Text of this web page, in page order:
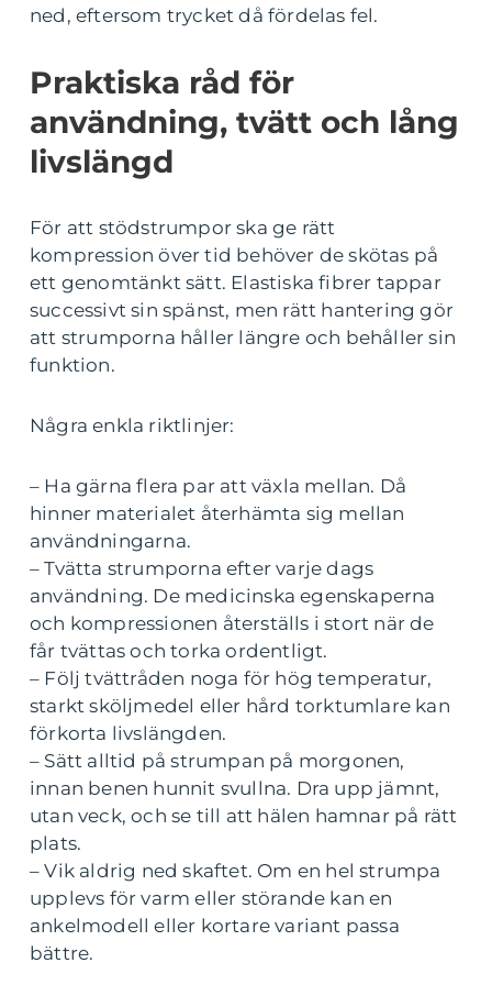
ned, eftersom trycket då fördelas fel.
Praktiska råd för
användning, tvätt och lång
livslängd
För att stödstrumpor ska ge rätt
kompression över tid behöver de skötas på
ett genomtänkt sätt. Elastiska fibrer tappar
successivt sin spänst, men rätt hantering gör
att strumporna håller längre och behåller sin
funktion.
Några enkla riktlinjer:
– Ha gärna flera par att växla mellan. Då
hinner materialet återhämta sig mellan
användningarna.
– Tvätta strumporna efter varje dags
användning. De medicinska egenskaperna
och kompressionen återställs i stort när de
får tvättas och torka ordentligt.
– Följ tvättråden noga för hög temperatur,
starkt sköljmedel eller hård torktumlare kan
förkorta livslängden.
– Sätt alltid på strumpan på morgonen,
innan benen hunnit svullna. Dra upp jämnt,
utan veck, och se till att hälen hamnar på rätt
plats.
– Vik aldrig ned skaftet. Om en hel strumpa
upplevs för varm eller störande kan en
ankelmodell eller kortare variant passa
bättre.